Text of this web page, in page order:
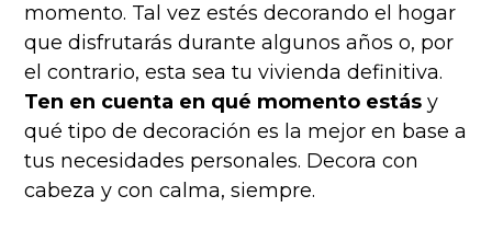
momento. Tal vez estés decorando el hogar
que disfrutarás durante algunos años o, por
el contrario, esta sea tu vivienda definitiva.
Ten en cuenta en qué momento estás y
qué tipo de decoración es la mejor en base a
tus necesidades personales. Decora con
cabeza y con calma, siempre.